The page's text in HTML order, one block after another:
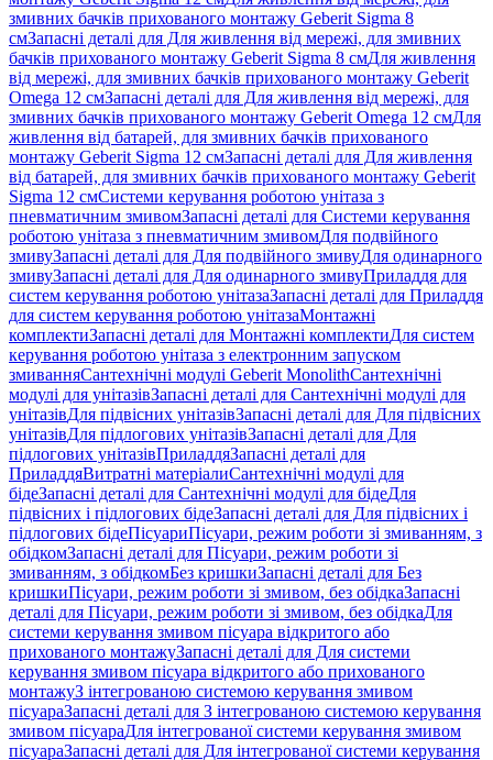
змивних бачків прихованого монтажу Geberit Sigma 8
смЗапасні деталі для Для живлення від мережі, для змивних
бачків прихованого монтажу Geberit Sigma 8 смДля живлення
від мережі, для змивних бачків прихованого монтажу Geberit
Omega 12 смЗапасні деталі для Для живлення від мережі, для
змивних бачків прихованого монтажу Geberit Omega 12 смДля
живлення від батарей, для змивних бачків прихованого
монтажу Geberit Sigma 12 смЗапасні деталі для Для живлення
від батарей, для змивних бачків прихованого монтажу Geberit
Sigma 12 смСистеми керування роботою унітаза з
пневматичним змивомЗапасні деталі для Системи керування
роботою унітаза з пневматичним змивомДля подвійного
змивуЗапасні деталі для Для подвійного змивуДля одинарного
змивуЗапасні деталі для Для одинарного змивуПриладдя для
систем керування роботою унітазаЗапасні деталі для Приладдя
для систем керування роботою унітазаМонтажні
комплектиЗапасні деталі для Монтажні комплектиДля систем
керування роботою унітаза з електронним запуском
змиванняСантехнічні модулі Geberit MonolithСантехнічні
модулі для унітазівЗапасні деталі для Сантехнічні модулі для
унітазівДля підвісних унітазівЗапасні деталі для Для підвісних
унітазівДля підлогових унітазівЗапасні деталі для Для
підлогових унітазівПриладдяЗапасні деталі для
ПриладдяВитратні матеріалиСантехнічні модулі для
бідеЗапасні деталі для Сантехнічні модулі для бідеДля
підвісних і підлогових бідеЗапасні деталі для Для підвісних і
підлогових бідеПісуариПісуари, режим роботи зі змиванням, з
обідкомЗапасні деталі для Пісуари, режим роботи зі
змиванням, з обідкомБез кришкиЗапасні деталі для Без
кришкиПісуари, режим роботи зі змивом, без обідкаЗапасні
деталі для Пісуари, режим роботи зі змивом, без обідкаДля
системи керування змивом пісуара відкритого або
прихованого монтажуЗапасні деталі для Для системи
керування змивом пісуара відкритого або прихованого
монтажуЗ інтегрованою системою керування змивом
пісуараЗапасні деталі для З інтегрованою системою керування
змивом пісуараДля інтегрованої системи керування змивом
пісуараЗапасні деталі для Для інтегрованої системи керування